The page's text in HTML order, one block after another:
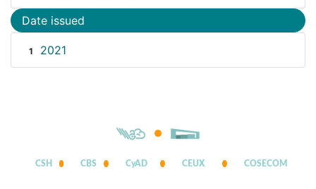
Date issued
1 2021
CSH CBS CyAD CEUX COSECOM